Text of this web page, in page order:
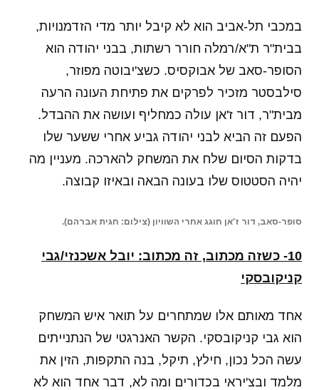
במכבי תל-אביב הוא לא קיבל יותר מדי הזדמנויות,
בבית"ר ת"א/רמלה חורר רשתות, בבני יהודה הוא
הסופר-סאב של אבוקסיס. כשצ'יבוטה מפוזר,
סילבסטר מזכיר לפרקים את פתיחת העונה הרעה
מבית"ר, דור ז'אן עולה כמחליף ועושה את ההבדל.
הפעם זה הביא לבני יהודה גביע אחרי ששער שלו
בדקות הסיום שלח את המשחק להארכה. מעניין מה
יהיה הסטטוס שלו בעונה הבאה ובאיזו קבוצה.
סופר-סאב, דור ז'אן חוגג אחרי השוויון (צילום: חגית אברהם).
10- כשזה מכתוב, זה מכתוב: יובל אשכנזי/גבי
קניקובסקי
אחד מאותם אלו שמתחרים על תואר איש המשחק
הוא גבי קניקובסקי. הקשר האנרגטי של הנתנייתים
עשה הכל נכון, חילץ, תיקל, בנה התקפות, הזין את
מלמד ובצ'יראי בכדורים ומה לא, דבר אחד הוא לא